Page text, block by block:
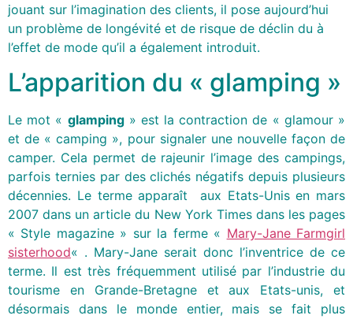
jouant sur l’imagination des clients, il pose aujourd’hui
un problème de longévité et de risque de déclin du à
l’effet de mode qu’il a également introduit.
L’apparition du « glamping »
Le mot « glamping» est la contraction de « glamour »
et de « camping », pour signaler une nouvelle façon de
camper. Cela permet de rajeunir l’image des campings,
parfois ternies par des clichés négatifs depuis plusieurs
décennies. Le terme apparaît aux Etats-Unis en mars
2007 dans un article du New York Times dans les pages
« Style magazine » sur la ferme « Mary-Jane Farmgirl
sisterhood« . Mary-Jane serait donc l’inventrice de ce
terme. Il est très fréquemment utilisé par l’industrie du
tourisme en Grande-Bretagne et aux Etats-unis, et
désormais dans le monde entier, mais se fait plus